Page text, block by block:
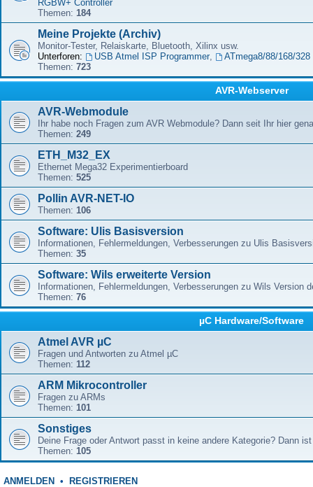
RGBW+ Controller
Themen: 184
Meine Projekte (Archiv)
Monitor-Tester, Relaiskarte, Bluetooth, Xilinx usw.
Unterforen:
USB Atmel ISP Programmer,
ATmega8/88/168/
Themen: 723
AVR-Webserver
AVR-Webmodule
Ihr habe noch Fragen zum AVR Webmodule? Dann seit Ihr hier
Themen: 249
ETH_M32_EX
Ethernet Mega32 Experimentierboard
Themen: 525
Pollin AVR-NET-IO
Themen: 106
Software: Ulis Basisversion
Informationen, Fehlermeldungen, Verbesserungen zu Ulis
Themen: 35
Software: Wils erweiterte Version
Informationen, Fehlermeldungen, Verbesserungen zu Wils Version
Themen: 76
µC Hardware/Software
Atmel AVR µC
Fragen und Antworten zu Atmel µC
Themen: 112
ARM Mikrocontroller
Fragen zu ARMs
Themen: 101
Sonstiges
Deine Frage oder Antwort passt in keine andere Kategorie? Dann
Themen: 105
ANMELDEN • REGISTRIEREN